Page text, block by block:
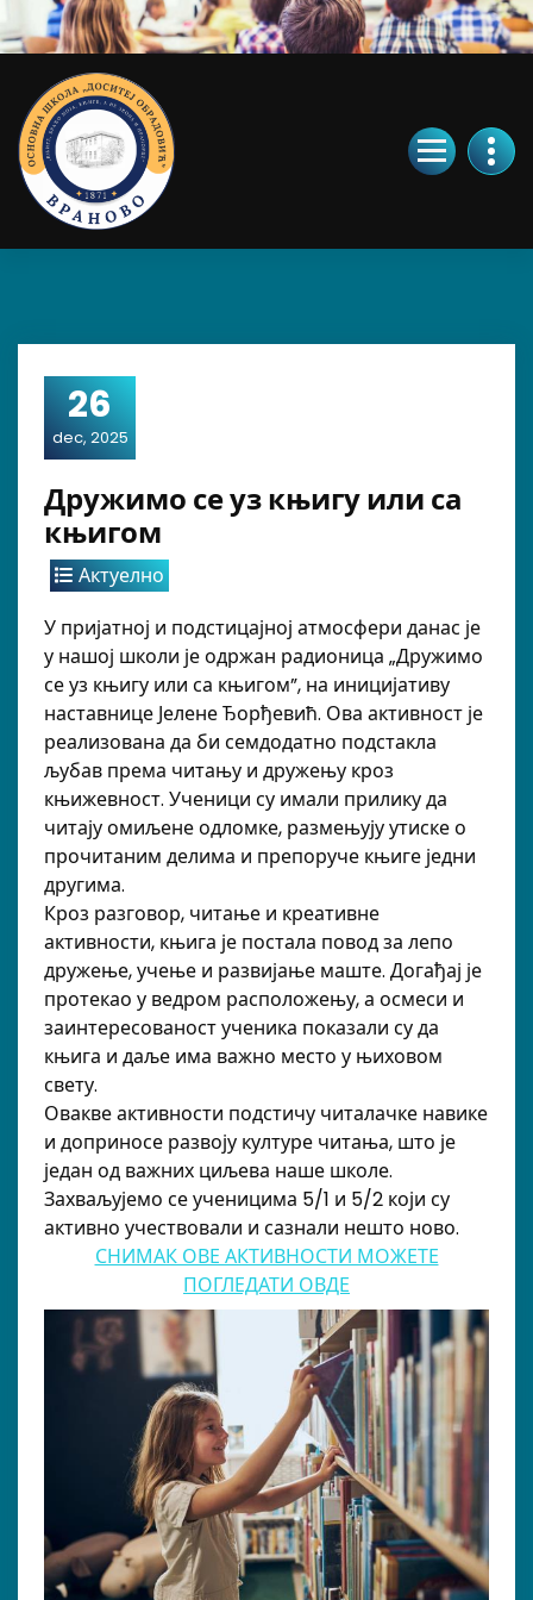
to
Content
26
dec, 2025
Дружимо се уз књигу или са
књигом
Актуелно
У пријатној и подстицајној атмосфери данас је
у нашој школи је одржан радионица „Дружимо
се уз књигу или са књигом”, на иницијативу
наставнице Јелене Ђорђевић. Ова активност је
реализована да би семдодатно подстакла
љубав према читању и дружењу кроз
књижевност. Ученици су имали прилику да
читају омиљене одломке, размењују утиске о
прочитаним делима и препоруче књиге једни
другима.
Кроз разговор, читање и креативне
активности, књига је постала повод за лепо
дружење, учење и развијање маште. Догађај је
протекао у ведром расположењу, а осмеси и
заинтересованост ученика показали су да
књига и даље има важно место у њиховом
свету.
Овакве активности подстичу читалачке навике
и доприносе развоју културе читања, што је
један од важних циљева наше школе.
Захваљујемо се ученицима 5/1 и 5/2 који су
активно учествовали и сазнали нешто ново.
СНИМАК ОВЕ АКТИВНОСТИ МОЖЕТЕ
ПОГЛЕДАТИ ОВДЕ